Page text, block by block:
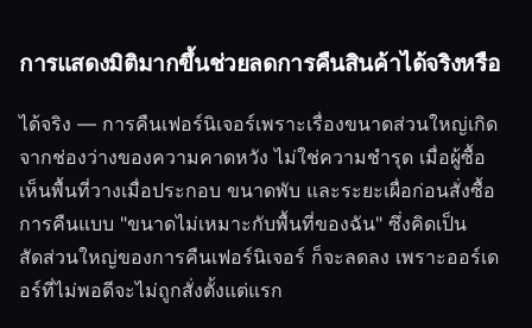
การแสดงมิติมากขึ้นช่วยลดการคืนสินค้าได้จริงหรือ
ได้จริง — การคืนเฟอร์นิเจอร์เพราะเรื่องขนาดส่วนใหญ่เกิด
จากช่องว่างของความคาดหวัง ไม่ใช่ความชำรุด เมื่อผู้ซื้อ
เห็นพื้นที่วางเมื่อประกอบ ขนาดพับ และระยะเผื่อก่อนสั่งซื้อ
การคืนแบบ "ขนาดไม่เหมาะกับพื้นที่ของฉัน" ซึ่งคิดเป็น
สัดส่วนใหญ่ของการคืนเฟอร์นิเจอร์ ก็จะลดลง เพราะออร์เด
อร์ที่ไม่พอดีจะไม่ถูกสั่งตั้งแต่แรก